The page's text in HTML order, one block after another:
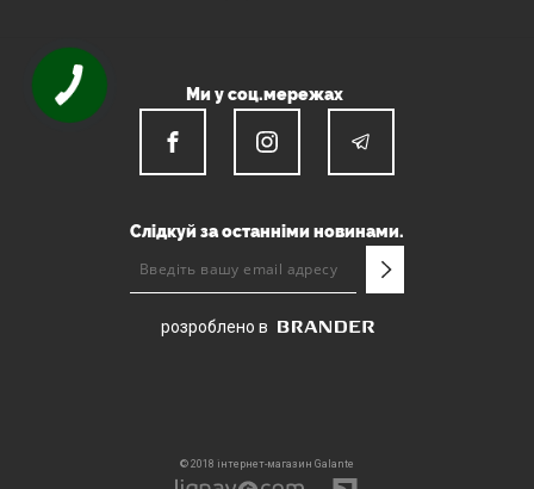
Ми у соц.мережах
Слідкуй за останніми новинами.
розроблено в
© 2018 інтернет-магазин Galante